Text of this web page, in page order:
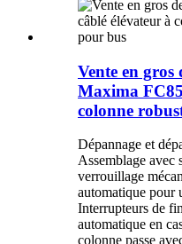
Vente en gros
Maxima
colonne
Dépannage et
Assemblage avec
verrouillage
automatique pour
Interrupteurs de
automatique en
colonne passe